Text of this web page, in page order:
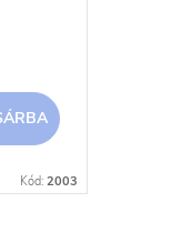
Kód: 2003